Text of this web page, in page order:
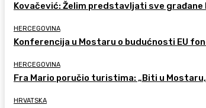
Kovačević: Želim predstavljati sve
HERCEGOVINA
Konferencija u Mostaru o budućnosti EU
HERCEGOVINA
Fra Mario poručio turistima: „Biti u
HRVATSKA